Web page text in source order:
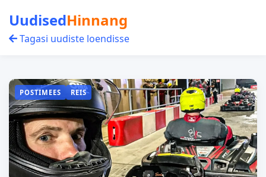
UudisedHinnang
Tagasi uudiste loendisse
POSTIMEES REIS